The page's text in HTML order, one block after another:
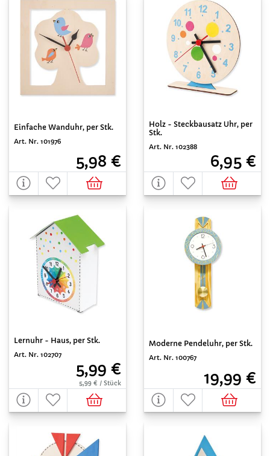
Einfache Wanduhr, per Stk.
Art. Nr. 101976
5,98 €
Holz - Steckbausatz Uhr, per
Stk.
Art. Nr. 102388
6,95 €
Lernuhr - Haus, per Stk.
Art. Nr. 102707
5,99 €
5,99 € / Stück
Moderne Pendeluhr, per Stk.
Art. Nr. 100767
19,99 €